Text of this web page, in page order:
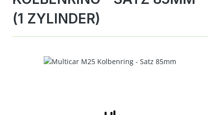
(1 ZYLINDER)
Bildergalerie überspringen